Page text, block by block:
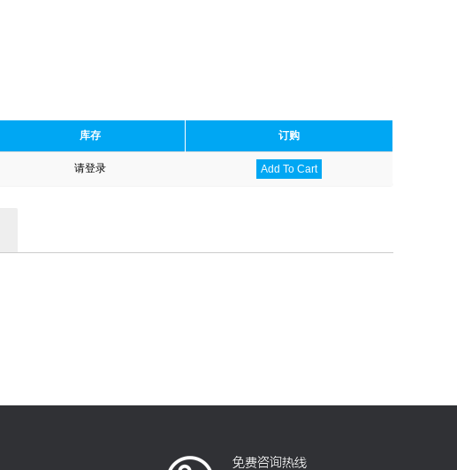
库存 订购
请登录 Add To Cart